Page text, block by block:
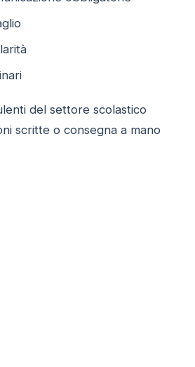
del settore scolastico
scritte o consegna a mano